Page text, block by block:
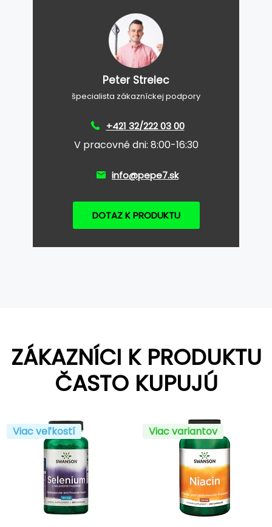
Peter Strelec
špecialista zákazníckej podpory
+421 32/222 03 00
V pracovné dni: 8:00-16:30
info@pepe7.sk
DOTAZ K PRODUKTU
ZÁKAZNÍCI K PRODUKTU
ČASTO KUPUJÚ
Viac veľkostí Viac variantov